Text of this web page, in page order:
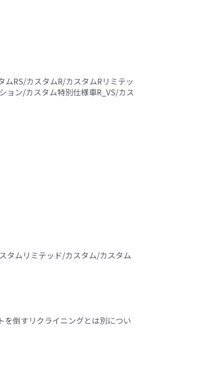
RS/カスタムR/カスタムRリミテッ
ョン/カスタム特別仕様車R_VS/カス
タムリミテッド/カスタム/カスタム
倒すリクライニングとは別につい